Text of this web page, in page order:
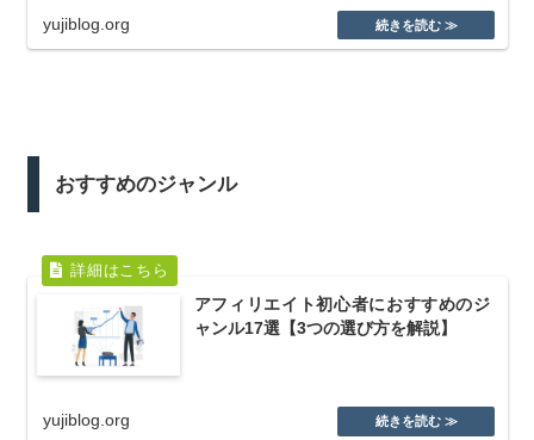
yujiblog.org
おすすめのジャンル
アフィリエイト初心者におすすめのジ
ャンル17選【3つの選び方を解説】
yujiblog.org